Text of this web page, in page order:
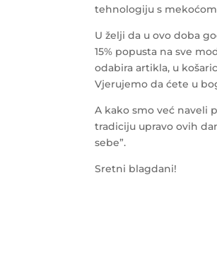
tehnologiju s
U želji da u ovo doba
15% popusta na sve
odabira artikla, u
Vjerujemo da ćete u
A kako smo već naveli
tradiciju upravo ovih
sebe”.
Sretni blagdani!